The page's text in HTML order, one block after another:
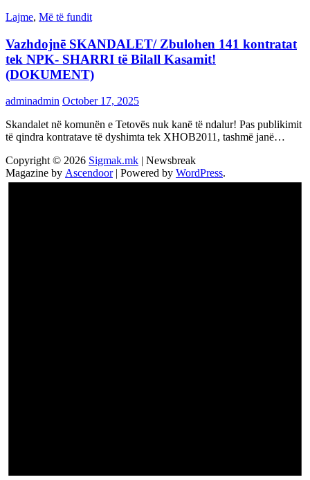
Lajme, Më të fundit
Vazhdojnē SKANDALET/ Zbulohen 141 kontratat
tek NPK- SHARRI të Bilall Kasamit!
(DOKUMENT)
adminadmin October 17, 2025
Skandalet në komunën e Tetovës nuk kanë të ndalur! Pas publikimit
të qindra kontratave të dyshimta tek XHOB2011, tashmë janë…
Copyright © 2026 Sigmak.mk | Newsbreak
Magazine by Ascendoor| Powered by WordPress.